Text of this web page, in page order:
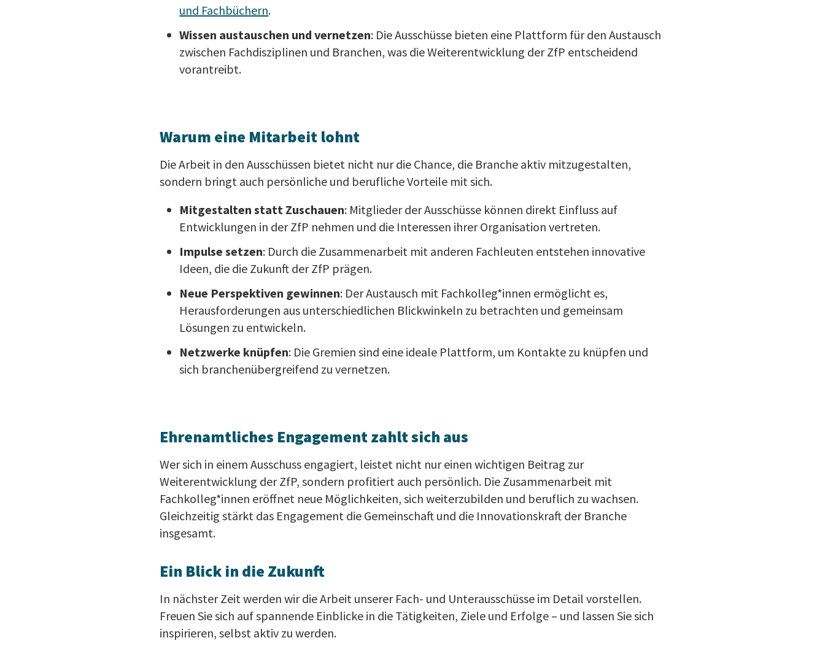
und Fachbüchern.
Wissen austauschen und vernetzen: Die Ausschüsse bieten eine Plattform für den Austausch
zwischen Fachdisziplinen und Branchen, was die Weiterentwicklung der ZfP entscheidend
vorantreibt.
Warum eine Mitarbeit lohnt
Die Arbeit in den Ausschüssen bietet nicht nur die Chance, die Branche aktiv mitzugestalten,
sondern bringt auch persönliche und berufliche Vorteile mit sich.
Mitgestalten statt Zuschauen: Mitglieder der Ausschüsse können direkt Einfluss auf
Entwicklungen in der ZfP nehmen und die Interessen ihrer Organisation vertreten.
Impulse setzen: Durch die Zusammenarbeit mit anderen Fachleuten entstehen innovative
Ideen, die die Zukunft der ZfP prägen.
Neue Perspektiven gewinnen: Der Austausch mit Fachkolleg*innen ermöglicht es,
Herausforderungen aus unterschiedlichen Blickwinkeln zu betrachten und gemeinsam
Lösungen zu entwickeln.
Netzwerke knüpfen: Die Gremien sind eine ideale Plattform, um Kontakte zu knüpfen und
sich branchenübergreifend zu vernetzen.
Ehrenamtliches Engagement zahlt sich aus
Wer sich in einem Ausschuss engagiert, leistet nicht nur einen wichtigen Beitrag zur
Weiterentwicklung der ZfP, sondern profitiert auch persönlich. Die Zusammenarbeit mit
Fachkolleg*innen eröffnet neue Möglichkeiten, sich weiterzubilden und beruflich zu wachsen.
Gleichzeitig stärkt das Engagement die Gemeinschaft und die Innovationskraft der Branche
insgesamt.
Ein Blick in die Zukunft
In nächster Zeit werden wir die Arbeit unserer Fach- und Unterausschüsse im Detail vorstellen.
Freuen Sie sich auf spannende Einblicke in die Tätigkeiten, Ziele und Erfolge – und lassen Sie sich
inspirieren, selbst aktiv zu werden.